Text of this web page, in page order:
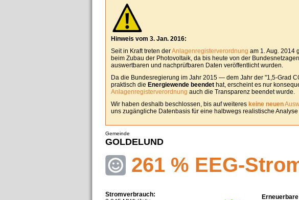
Hinweis vom 3. Jan. 2016:
Seit in Kraft treten derAnlagenregisterverordnung am 1. Aug. 2014
beim Zubau der Photovoltaik, da bis heute von der
auswertbaren und nachprüfbaren Daten veröffentlicht wurden.
Da die Bundesregierung im Jahr 2015 — dem Jahr der "1,5-Grad
praktisch die Energiewende beendet hat, erscheint es nur
Anlagenregisterverordnung auch die Transparenz beendet wurde.
Wir haben deshalb beschlossen, bis auf weiteres keine neuen
uns zugängliche Datenbasis für eine halbwegs realistische
Gemeinde
GOLDELUND
261 % EEG-
Stromverbrauch:
Erneuerbare